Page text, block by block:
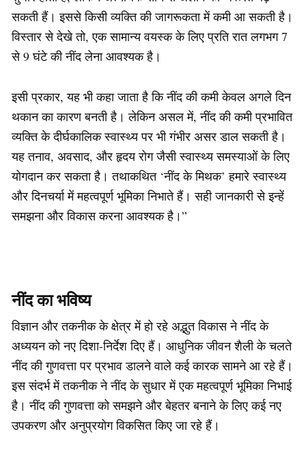
सकती हैं। इससे किसी व्यक्ति की जागरूकता में कमी आ सकती है।
विस्तार से देखे तो, एक सामान्य वयस्क के लिए प्रति रात लगभग 7
से 9 घंटे की नींद लेना आवश्यक है।
इसी प्रकार, यह भी कहा जाता है कि नींद की कमी केवल अगले दिन
थकान का कारण बनती है। लेकिन असल में, नींद की कमी प्रभावित
व्यक्ति के दीर्घकालिक स्वास्थ्य पर भी गंभीर असर डाल सकती है।
यह तनाव, अवसाद, और हृदय रोग जैसी स्वास्थ्य समस्याओं के लिए
योगदान कर सकता है। तथाकथित ‘नींद के मिथक’ हमारे स्वास्थ्य
और दिनचर्या में महत्वपूर्ण भूमिका निभाते हैं। सही जानकारी से इन्हें
समझना और विकास करना आवश्यक है।”
नींद का भविष्य
विज्ञान और तकनीक के क्षेत्र में हो रहे अद्भुत विकास ने नींद के
अध्ययन को नए दिशा-निर्देश दिए हैं। आधुनिक जीवन शैली के चलते
नींद की गुणवत्ता पर प्रभाव डालने वाले कई कारक सामने आ रहे हैं।
इस संदर्भ में तकनीक ने नींद के सुधार में एक महत्वपूर्ण भूमिका निभाई
है। नींद की गुणवत्ता को समझने और बेहतर बनाने के लिए कई नए
उपकरण और अनुप्रयोग विकसित किए जा रहे हैं।